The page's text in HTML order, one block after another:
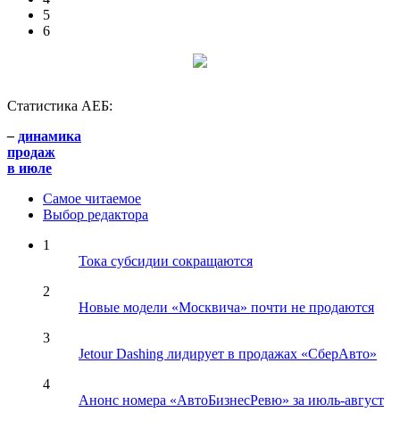
5
6
Статистика АЕБ:
– динамика
продаж
в июле
Самое читаемое
Выбор редактора
1
Тока субсидии сокращаются
2
Новые модели «Москвича» почти не продаются
3
Jetour Dashing лидирует в продажах «СберАвто»
4
Анонс номера «АвтоБизнесРевю» за июль-август